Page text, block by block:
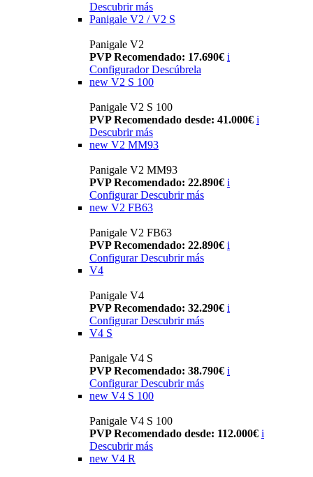
Descubrir más
Panigale V2 / V2 S
Panigale V2
PVP Recomendado: 17.690€ i
Configurador Descúbrela
new V2 S 100
Panigale V2 S 100
PVP Recomendado desde: 41.000€ i
Descubrir más
new V2 MM93
Panigale V2 MM93
PVP Recomendado: 22.890€ i
Configurar Descubrir más
new V2 FB63
Panigale V2 FB63
PVP Recomendado: 22.890€ i
Configurar Descubrir más
V4
Panigale V4
PVP Recomendado: 32.290€ i
Configurar Descubrir más
V4 S
Panigale V4 S
PVP Recomendado: 38.790€ i
Configurar Descubrir más
new V4 S 100
Panigale V4 S 100
PVP Recomendado desde: 112.000€ i
Descubrir más
new V4 R